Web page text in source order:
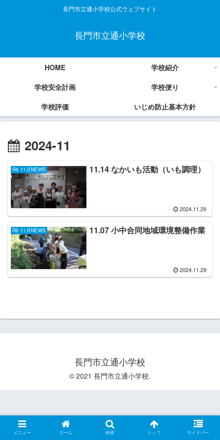
長門市立通小学校公式ウェブサイト
長門市立通小学校
HOME
学校紹介
学校安全計画
学校便り
学校評価
いじめ防止基本方針
2024-11
R6 11月NEWS 11.14 なかいも活動（いも調理）
2024.11.29
R6 11月NEWS 11.07 小中合同地域環境整備作業
2024.11.29
長門市立通小学校
© 2021 長門市立通小学校.
メニュー ホーム 検索 トップ サイドバー